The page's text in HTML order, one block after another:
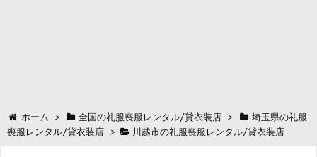
ホーム > 全国の礼服喪服レンタル/貸衣装店 >
埼玉県の礼服
喪服レンタル/貸衣装店 > 川越市の礼服喪服レンタル/貸衣装店